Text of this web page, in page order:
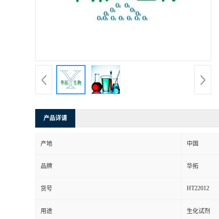
产品详请
产地 中国
品牌 华拓
货号 HT22012
用途 生化试剂